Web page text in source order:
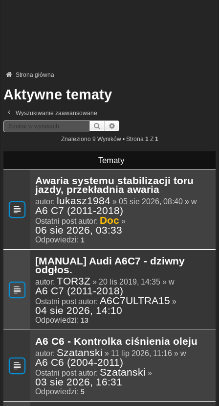
Strona główna
Aktywne tematy
Wyszukiwanie zaawansowane
Szukaj
Znaleziono 9 Wyników • Strona 1 Z 1
Tematy
Awaria systemu stabilizacji toru
jazdy, przekładnia awaria
autor: lukasz1984 » 05 sie 2026, 08:40 » w
A6 C7 (2011-2018)
Ostatni post autor: Doc »
06 sie 2026, 03:33
Odpowiedzi: 1
[MANUAL] Audi A6C7 - dziwny
odgłos.
autor: TOR3Z » 20 lis 2019, 14:35 » w
A6 C7 (2011-2018)
Ostatni post autor: A6C7ULTRA15 »
04 sie 2026, 14:10
Odpowiedzi: 13
A6 C6 - Kontrolka ciśnienia oleju
autor: Szatanski » 11 lip 2026, 11:16 » w
A6 C6 (2004-2011)
Ostatni post autor: Szatanski »
03 sie 2026, 16:31
Odpowiedzi: 5